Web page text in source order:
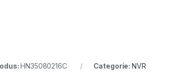
HN35080216C Categorie: NVR